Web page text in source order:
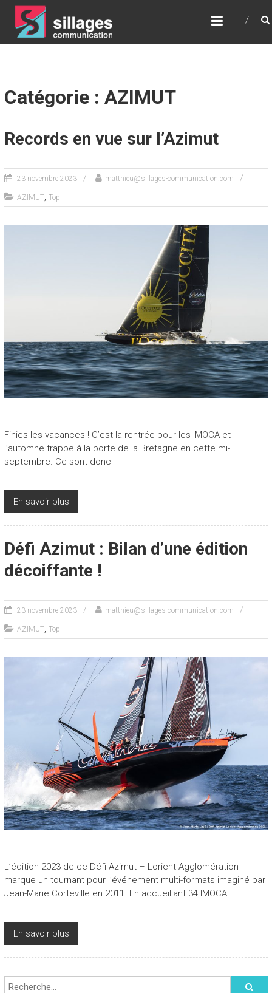
SILLAGES
COMMUNICATION
Communication – Relations Presse – Digital –
Catégorie : AZIMUT
Records en vue sur l’Azimut
23 novembre 2023 matthieu@sillages-communication.com
AZIMUT, Top
Finies les vacances ! C’est la rentrée pour les IMOCA et
l’automne frappe à la porte de la Bretagne en cette mi-
septembre. Ce sont donc
En savoir plus
Défi Azimut : Bilan d’une édition
décoiffante !
23 novembre 2023 matthieu@sillages-communication.com
AZIMUT, Top
L’édition 2023 de ce Défi Azimut – Lorient Agglomération
marque un tournant pour l’événement multi-formats imaginé par
Jean-Marie Corteville en 2011. En accueillant 34 IMOCA
En savoir plus